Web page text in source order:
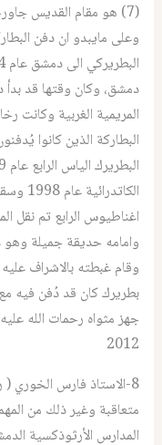
(7) هو مقام القديس
وعلى مايبدو ان دفن
دمشق، وكان وقتها قد بدأ
المريمية الغربية وكانت
البطاركة الذين كانوا
اغناطيوس الرابع تم نقل
وامامه حديقة جميلة
وقام غبطته بالاشراف
بطريرك كان قد دُفن فيه
2012
8-الاستاذ فارس الخوري (
متعاقبة وغير ذلك من
المدارس الأرثوذكسية